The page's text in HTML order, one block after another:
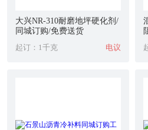
大兴NR-310耐磨地坪硬化剂/
同城订购/免费送货
起订：1千克 电议